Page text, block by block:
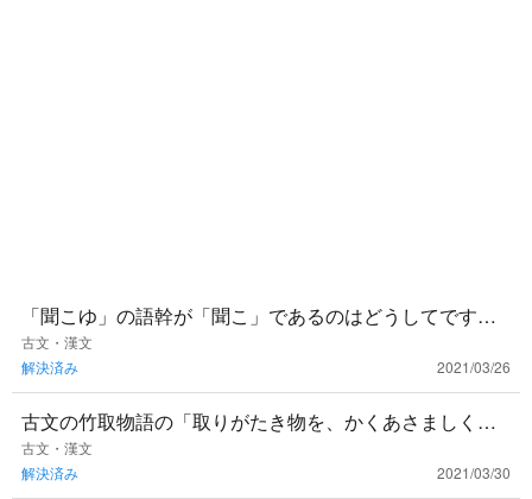
「聞こゆ」の語幹が「聞こ」であるのはどうしてです
か？「聞」だけではないのですか？動詞を一目でどこま
でが語幹なのかが分かり
古文・漢文
解決済み
2021/03/26
古文の竹取物語の「取りがたき物を、かくあさましく持
て来ることを、ねたく思ふ。」のあさましの意味は「意
外なほどに」が正解だ
古文・漢文
解決済み
2021/03/30